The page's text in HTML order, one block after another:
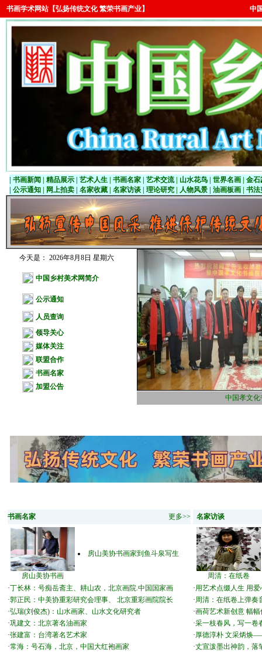
书画学术网站【弘扬传统文化 繁荣书画产业】 中
书画新闻 精品展示 艺术人生 书画名家 | 艺术交流 | 山水花鸟 世界名画 | 金石
公示通知 网上拍卖 名家收藏 名家访谈 理论研究 人物风景 油画板画 书法
今天是：2026年8月8日 星期六
中国乡村美术网简介
公示通知
人员查询
领导关心
媒体关注
联盟合作
书画名家
加盟公告
中国孝文
书画名家 更多>>
房山美协书画
房山美协书画家到鱼斗泉写生
·丁长林：号痴岳斋主、耕山农，北京画院.中国国家画
·郭正民：中美协重彩研究会理事、 北京重彩画院院长
·弘瑞(刘俊杰)：山水画家、山水文化研究者
·巩建文：北京著名油画家
·张建富：台湾著名艺术家
·常海：号石海，北京，中国大红袍画家
名家访谈
周清：在纸卷
·用艺术点缀人生 用
·周清：在纸卷上弹奏
·画荷艺术新创意 幅
·采一枝春风，写一卷
·厚德淳朴 文采炳焕
·丈宣泼墨出神韵，